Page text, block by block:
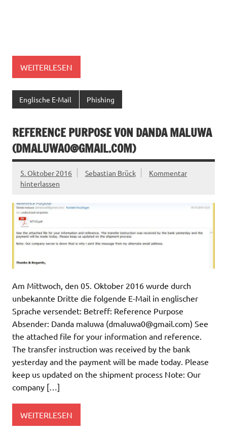
WEITERLESEN
Englische E-Mail Phishing
REFERENCE PURPOSE VON DANDA MALUWA
(DMALUWA0@GMAIL.COM)
5. Oktober 2016 Sebastian Brück
Kommentar
hinterlassen
Am Mittwoch, den 05. Oktober 2016 wurde durch
unbekannte Dritte die folgende E-Mail in englischer
Sprache versendet: Betreff: Reference Purpose
Absender: Danda maluwa (dmaluwa0@gmail.com) See
the attached file for your information and reference.
The transfer instruction was received by the bank
yesterday and the payment will be made today. Please
keep us updated on the shipment process Note: Our
company […]
WEITERLESEN